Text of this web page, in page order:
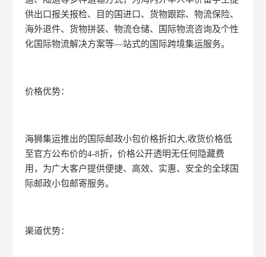
供出口报关报检、目的国进口、货物跟踪、物流保险、
海外退件、货物拼装、物流仓储、国际物流咨询及个性
化国际物流解决方案等—站式的国际跨境集运服务。
价格优势：
海狮集运推出的国际邮政小包价格折扣大,收货价格低
至官方公布价的4-8折，价格公开透明无任何隐藏费
用，为广大客户提供便捷、高效、实惠、安全的全球国
际邮政小包邮寄服务。
渠道优势：